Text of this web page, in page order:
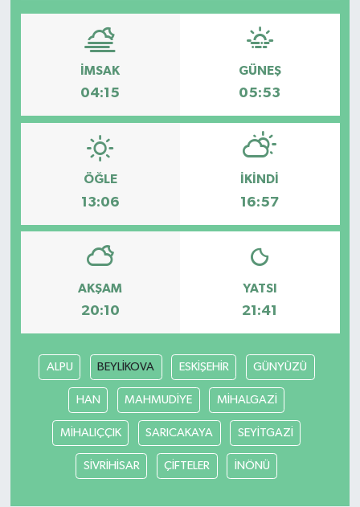
İMSAK
04:15
GÜNEŞ
05:53
ÖĞLE
13:06
İKINDI
16:57
AKŞAM
20:10
YATSI
21:41
ALPU BEYLİKOVA ESKİŞEHİR GÜNYÜZÜ
HAN MAHMUDİYE MİHALGAZİ
MİHALIÇÇIK SARICAKAYA SEYİTGAZİ
SİVRİHİSAR ÇİFTELER İNÖNÜ